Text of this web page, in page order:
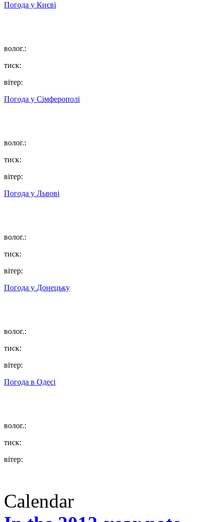
Погода у Києві
волог.:
тиск:
вітер:
Погода у Сімферополі
волог.:
тиск:
вітер:
Погода у Львові
волог.:
тиск:
вітер:
Погода у Донецьку
волог.:
тиск:
вітер:
Погода в Одесі
волог.:
тиск:
вітер:
Calendar